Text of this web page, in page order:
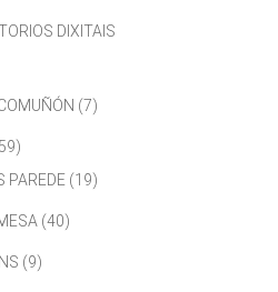
DIXITAIS
(7)
PAREDE (19)
(40)
(9)